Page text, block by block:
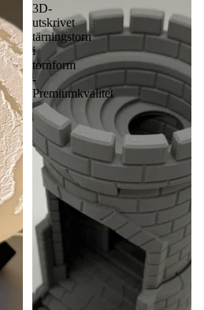
3D-
utskrivet
tärningstorn
i
tornform
-
Premiumkvalitet